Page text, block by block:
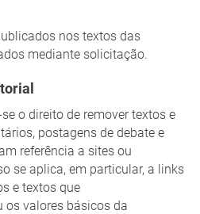
nos textos das
mediante solicitação.
o direito de remover textos e
postagens de debate e
referência a sites ou
se aplica, em particular, a links
e textos que
os valores básicos da